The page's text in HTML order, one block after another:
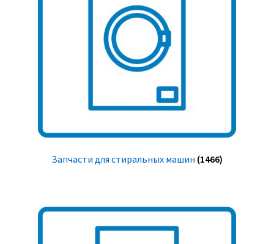
Запчасти для стиральных машин (1466)